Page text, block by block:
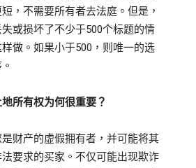
，不需要所有者去法庭。但是，
或损坏了不少于500个标题的情
做。如果小于500，则唯一的选
所有权为何很重要？
财产的虚假拥有者，并可能将其
要求的买家。不仅可能出现欺诈